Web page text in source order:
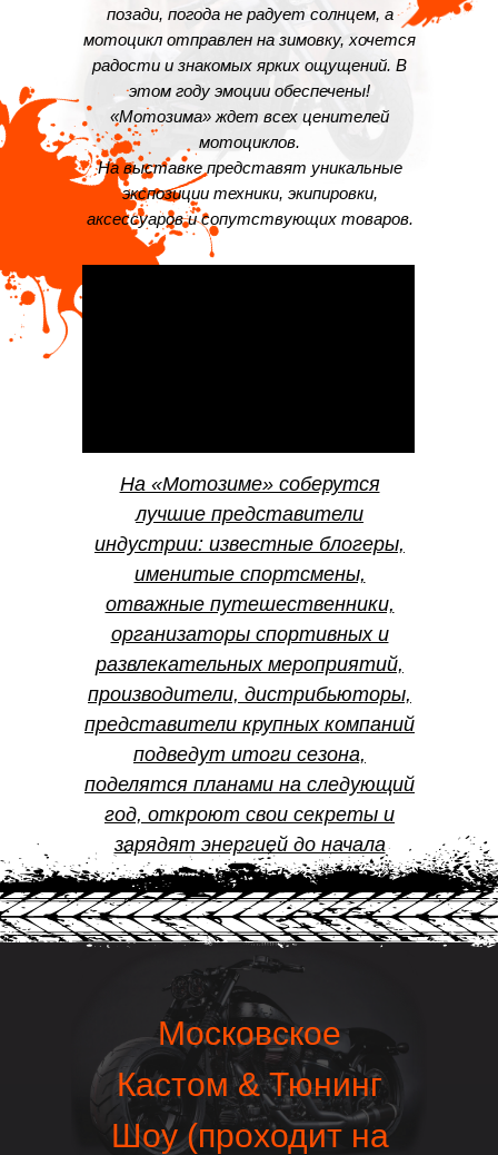
На «Мотозиме» соберутся
лучшие представители
индустрии: известные блогеры,
именитые спортсмены,
отважные путешественники,
организаторы спортивных и
развлекательных мероприятий,
производители, дистрибьюторы,
представители крупных компаний
подведут итоги сезона,
поделятся планами на следующий
год, откроют свои секреты и
зарядят энергией до начала
сезона!
позади, погода не радует солнцем, а
мотоцикл отправлен на зимовку, хочется
радости и знакомых ярких ощущений. В
этом году эмоции обеспечены!
«Мотозима» ждет всех ценителей
мотоциклов.
На выставке представят уникальные
экспозиции техники, экипировки,
аксессуаров и сопутствующих товаров.
Московское
Кастом & Тюнинг
Шоу (проходит на